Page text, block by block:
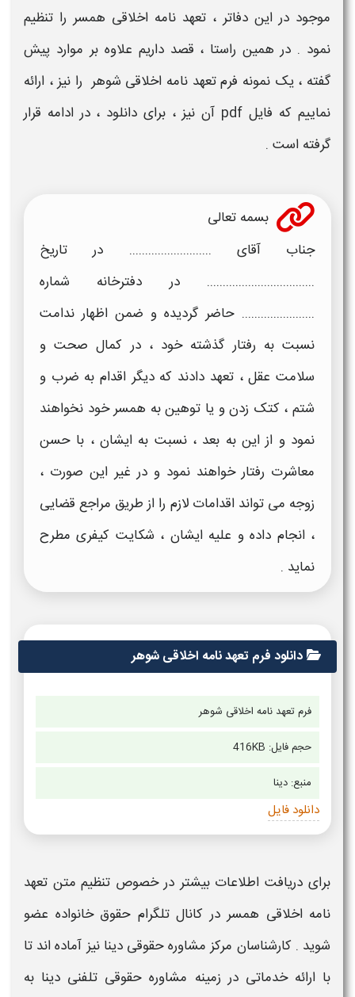
موجود در این دفاتر ، تعهد نامه اخلاقی همسر را تنظیم
نمود . در همین راستا ، قصد داریم علاوه بر موارد پیش
گفته ، یک نمونه فرم تعهد نامه اخلاقی شوهر را نیز ، ارائه
نماییم که فایل pdf آن نیز ، برای دانلود ، در ادامه قرار
گرفته است .
بسمه تعالی
جناب آقای .......................... در تاریخ
.................................. در دفترخانه شماره
....................... حاضر گردیده و ضمن اظهار ندامت
نسبت به رفتار گذشته خود ، در کمال صحت و
سلامت عقل ، تعهد دادند که دیگر اقدام به ضرب و
شتم ، کتک زدن و یا توهین به همسر خود نخواهند
نمود و از این به بعد ، نسبت به ایشان ، با حسن
معاشرت رفتار خواهند نمود و در غیر این صورت ،
زوجه می تواند اقدامات لازم را از طریق مراجع قضایی
، انجام داده و علیه ایشان ، شکایت کیفری مطرح
نماید .
دانلود فرم تعهد نامه اخلاقی شوهر
فرم تعهد نامه اخلاقی شوهر
حجم فایل: 416KB
منبع: دینا
دانلود فایل
برای دریافت اطلاعات بیشتر در خصوص تنظیم متن تعهد
نامه اخلاقی همسر در کانال تلگرام حقوق خانواده عضو
شوید . کارشناسان مرکز مشاوره حقوقی دینا نیز آماده اند تا
با ارائه خدماتی در زمینه مشاوره حقوقی تلفنی دینا به